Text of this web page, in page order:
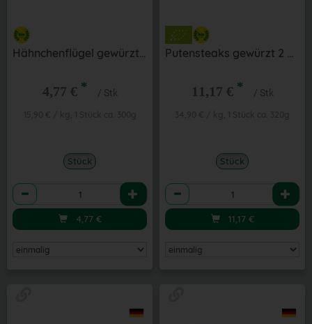
Hähnchenflügel gewürzt 4 St
4,77 € * / Stk
Stück
Anzahl
4,77 €
Putensteaks gewürzt 2 Stk
11,17 € * / Stk
Stück
Anzahl
11,17 €